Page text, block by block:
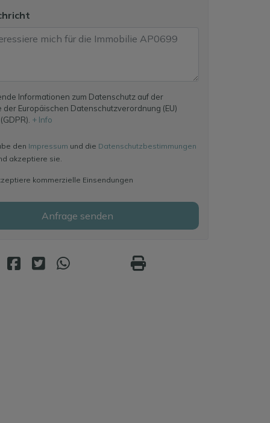
Informationen zum Datenschutz auf der
der Europäischen Datenschutzverordnung (EU)
+ Info
den Impressum und die Datenschutzbestimmungen
akzeptiere sie.
kommerzielle Einsendungen
Anfrage senden